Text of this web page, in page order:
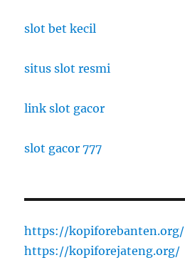
slot bet kecil
situs slot resmi
link slot gacor
slot gacor 777
https://kopiforebanten.org/
https://kopiforejateng.org/